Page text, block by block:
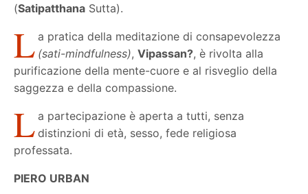
(Satipatthana Sutta).
L a pratica della meditazione di consapevolezza
(sati-mindfulness),Vipassan?, è rivolta alla
purificazione della mente-cuore e al risveglio della
saggezza e della compassione.
L a partecipazione è aperta a tutti, senza
distinzioni di età, sesso, fede religiosa
professata.
PIERO URBAN